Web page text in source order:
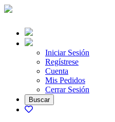
Iniciar Sesión
Regístrese
Cuenta
Mis Pedidos
Cerrar Sesión